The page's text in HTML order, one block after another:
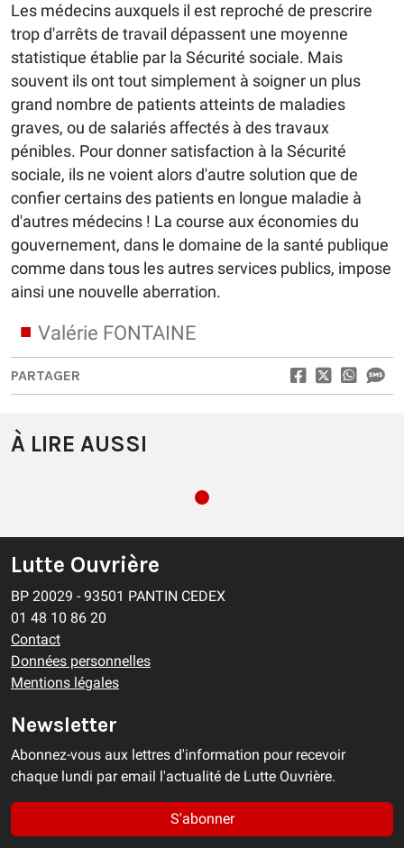
Les médecins auxquels il est reproché de prescrire
trop d'arrêts de travail dépassent une moyenne
statistique établie par la Sécurité sociale. Mais
souvent ils ont tout simplement à soigner un plus
grand nombre de patients atteints de maladies
graves, ou de salariés affectés à des travaux
pénibles. Pour donner satisfaction à la Sécurité
sociale, ils ne voient alors d'autre solution que de
confier certains des patients en longue maladie à
d'autres médecins ! La course aux économies du
gouvernement, dans le domaine de la santé publique
comme dans tous les autres services publics, impose
ainsi une nouvelle aberration.
Valérie FONTAINE
PARTAGER
À LIRE AUSSI
Lutte Ouvrière
BP 20029 - 93501 PANTIN CEDEX
01 48 10 86 20
Contact
Données personnelles
Mentions légales
Newsletter
Abonnez-vous aux lettres d'information pour recevoir
chaque lundi par email l'actualité de Lutte Ouvrière.
S'abonner